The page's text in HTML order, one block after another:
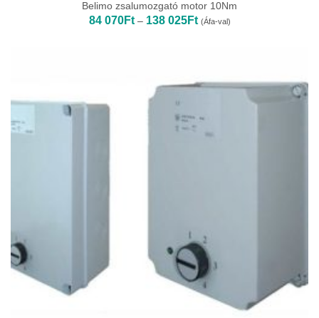
Belimo zsalumozgató motor 10Nm
84 070Ft – 138 025FtÁrtartomány:
84
(Áfa-val)